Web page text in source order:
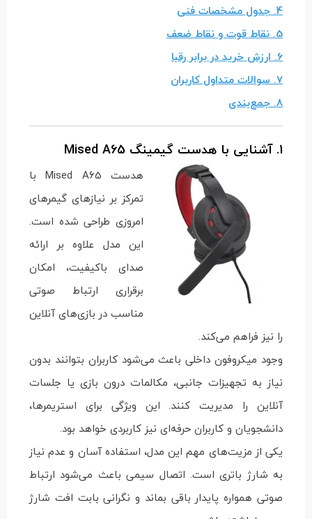
4. جدول مشخصات فنی
5. نقاط قوت و نقاط ضعف
6. ارزش خرید در برابر رقبا
7. سوالات متداول کاربران
8. جمع‌بندی
1. آشنایی با هدست گیمینگ Mised A65
هدست Mised A65 با
تمرکز بر نیازهای گیمرهای
امروزی طراحی شده است.
این مدل علاوه بر ارائه
صدای باکیفیت، امکان
برقراری ارتباط صوتی
مناسب در بازی‌های آنلاین
را نیز فراهم می‌کند.
وجود میکروفون داخلی باعث می‌شود کاربران بتوانند بدون
نیاز به تجهیزات جانبی، مکالمات درون بازی یا جلسات
آنلاین را مدیریت کنند. این ویژگی برای استریمرها،
دانشجویان و کاربران حرفه‌ای نیز کاربردی خواهد بود.
یکی از مزیت‌های مهم این مدل، استفاده آسان و عدم نیاز
به شارژ باتری است. اتصال سیمی باعث می‌شود ارتباط
صوتی همواره پایدار باقی بماند و نگرانی بابت افت شارژ